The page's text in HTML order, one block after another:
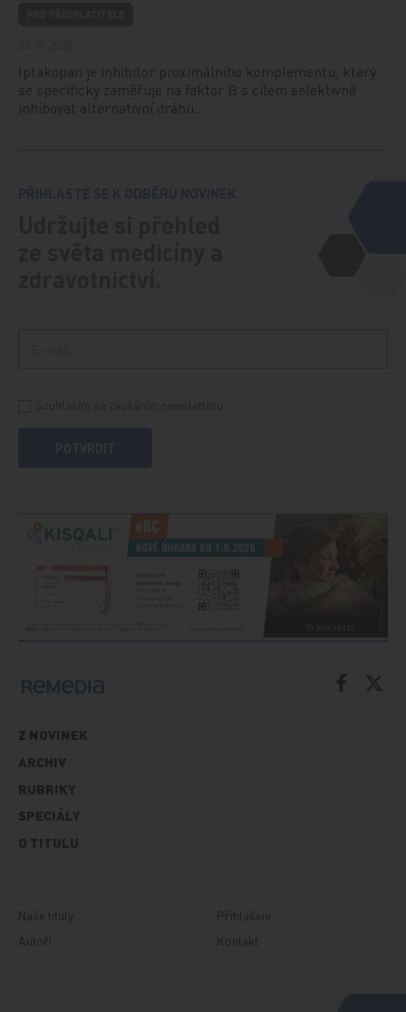
Iptakopan je inhibitor proximálního komplementu, který
se specificky zaměřuje na faktor B s cílem selektivně
inhibovat alternativní dráhu…
Z NOVINEK
ARCHIV
RUBRIKY
SPECIÁLY
O TITULU
Naše tituly
Autoři
Přihlášení
Kontakt